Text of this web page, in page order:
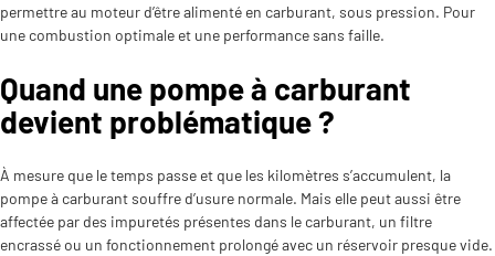
permettre au moteur d’être alimenté en carburant, sous pression. Pour
une combustion optimale et une performance sans faille.
Quand une pompe à carburant
devient problématique ?
À mesure que le temps passe et que les kilomètres s’accumulent, la
pompe à carburant souffre d’usure normale. Mais elle peut aussi être
affectée par des impuretés présentes dans le carburant, un filtre
encrassé ou un fonctionnement prolongé avec un réservoir presque vide.